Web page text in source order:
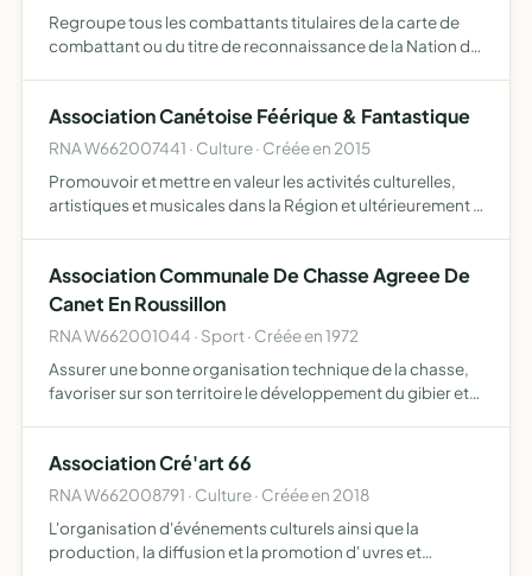
Regroupe tous les combattants titulaires de la carte de
combattant ou du titre de reconnaissance de la Nation de
Association Canétoise Féérique & Fantastique
RNA W662007441 · Culture · Créée en 2015
Promouvoir et mettre en valeur les activités culturelles,
artistiques et musicales dans la Région et ultérieurement à
Association Communale De Chasse Agreee De
Canet En Roussillon
RNA W662001044 · Sport · Créée en 1972
Assurer une bonne organisation technique de la chasse,
favoriser sur son territoire le développement du gibier et
cynégétiqu…
Association Cré'art 66
RNA W662008791 · Culture · Créée en 2018
L'organisation d'événements culturels ainsi que la
production, la diffusion et la promotion d' uvres et